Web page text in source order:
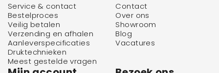
Service & contact
Bestelproces
Veilig betalen
Verzending en afhalen
Aanleverspecificaties
Druktechnieken
Meest gestelde vragen
Contact
Over ons
Showroom
Blog
Vacatures